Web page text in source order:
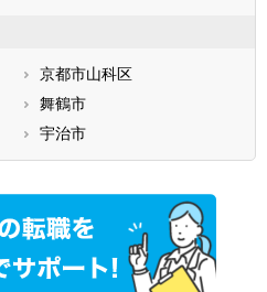
京都市山科区
舞鶴市
宇治市